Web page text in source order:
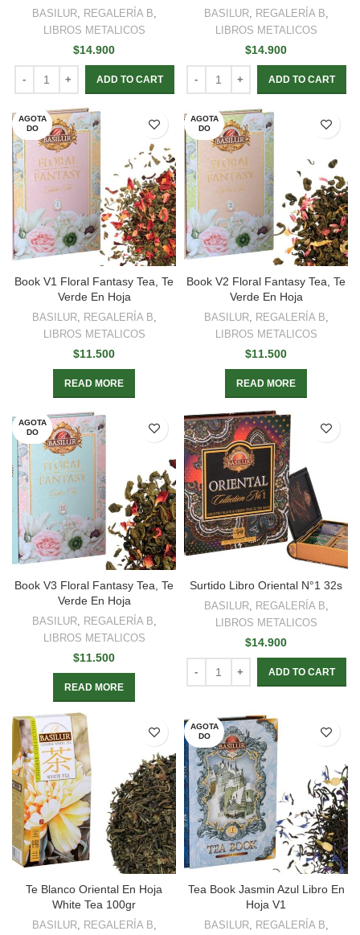
BASILUR, REGALERÍA B,
LIBROS METALICOS
$14.900
ADD TO CART
BASILUR, REGALERÍA B,
LIBROS METALICOS
$14.900
ADD TO CART
AGOTA
DO
Book V1 Floral Fantasy Tea, Te
Verde En Hoja
BASILUR, REGALERÍA B,
LIBROS METALICOS
$11.500
READ MORE
AGOTA
DO
Book V2 Floral Fantasy Tea, Te
Verde En Hoja
BASILUR, REGALERÍA B,
LIBROS METALICOS
$11.500
READ MORE
AGOTA
DO
Book V3 Floral Fantasy Tea, Te
Verde En Hoja
BASILUR, REGALERÍA B,
LIBROS METALICOS
$11.500
READ MORE
Surtido Libro Oriental N°1 32s
BASILUR, REGALERÍA B,
LIBROS METALICOS
$14.900
ADD TO CART
Te Blanco Oriental En Hoja
White Tea 100gr
BASILUR, REGALERÍA B,
AGOTA
DO
Tea Book Jasmin Azul Libro En
Hoja V1
BASILUR, REGALERÍA B,